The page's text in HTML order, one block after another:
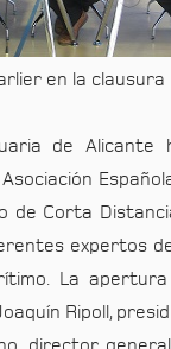
en la
de Alicante
de Corta
expertos
La
Ripoll,